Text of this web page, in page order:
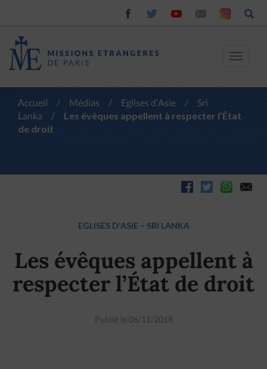
Toggle
Accueil / Médias / Eglises d'Asie /
Sri
Lanka
/
Les évêques appellent à respecter l’État
de droit
EGLISES D'ASIE – SRI LANKA
Les évêques appellent à
respecter l’État de droit
Publié le 06/11/2018